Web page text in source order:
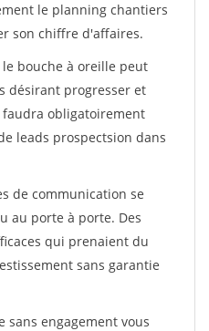
le planning chantiers
son chiffre d'affaires.
bouche à oreille peut
désirant progresser et
obligatoirement
leads prospectsion dans
de communication se
au porte à porte. Des
qui prenaient du
sans garantie
sans engagement vous